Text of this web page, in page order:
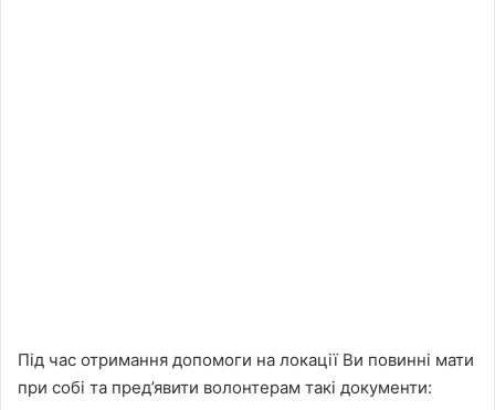
Під час отримання допомоги на локації Ви повинні мати
при собі та пред’явити волонтерам такі документи: